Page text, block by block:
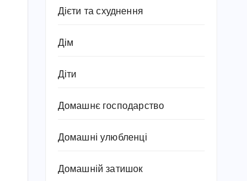
Дієти та схуднення
Дім
Діти
Домашнє господарство
Домашні улюбленці
Домашній затишок